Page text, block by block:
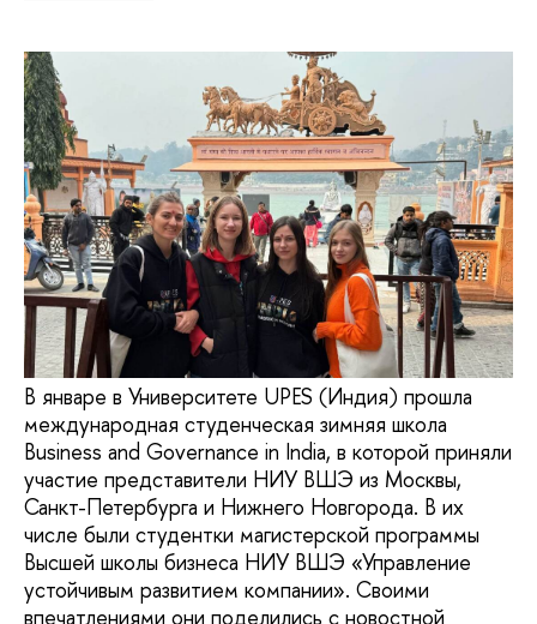
В январе в Университете UPES (Индия) прошла
международная студенческая зимняя школа
Business and Governance in India, в которой приняли
участие представители НИУ ВШЭ из Москвы,
Санкт-Петербурга и Нижнего Новгорода. В их
числе были студентки магистерской программы
Высшей школы бизнеса НИУ ВШЭ «Управление
устойчивым развитием компании». Своими
впечатлениями они поделились с новостной